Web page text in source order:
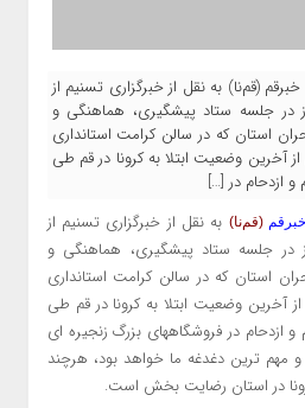
(قم‌نا) به نقل از خبرگزاری تسنیم از
در جلسه ستاد پیشگیری، هماهنگی و
استان که در سالن کرامت استانداری
آخرین وضعیت ابتلا به کرونا در قم طی
ازدحام در […]
(قم‌نا)
به نقل از خبرگزاری تسنیم از
در جلسه ستاد پیشگیری، هماهنگی و
استان که در سالن کرامت استانداری
آخرین وضعیت ابتلا به کرونا در قم طی
ازدحام در فروشگاههای بزرگ زنجیره ای
ترین دغدغه ما خواهد بود، هرچند
در استان رضایت بخش است.